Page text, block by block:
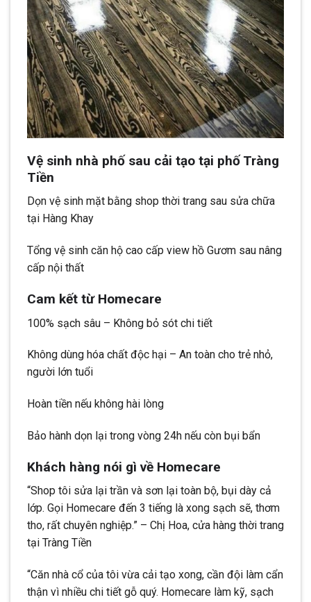
Vệ sinh nhà phố sau cải tạo tại phố Tràng
Tiền
Dọn vệ sinh mặt bằng shop thời trang sau sửa chữa
tại Hàng Khay
Tổng vệ sinh căn hộ cao cấp view hồ Gươm sau nâng
cấp nội thất
Cam kết từ Homecare
100% sạch sâu – Không bỏ sót chi tiết
Không dùng hóa chất độc hại – An toàn cho trẻ nhỏ,
người lớn tuổi
Hoàn tiền nếu không hài lòng
Bảo hành dọn lại trong vòng 24h nếu còn bụi bẩn
Khách hàng nói gì về Homecare
“Shop tôi sửa lại trần và sơn lại toàn bộ, bụi dày cả
lớp. Gọi Homecare đến 3 tiếng là xong sạch sẽ, thơm
tho, rất chuyên nghiệp.” – Chị Hoa, cửa hàng thời trang
tại Tràng Tiền
“Căn nhà cổ của tôi vừa cải tạo xong, cần đội làm cẩn
thận vì nhiều chi tiết gỗ quý. Homecare làm kỹ, sạch